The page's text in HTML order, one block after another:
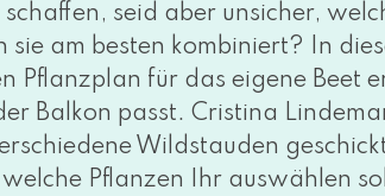
seid aber unsi­cher,
sie am bes­ten kom­bi­niert? In
Pflanzplan für das eige­ne Beet
Balkon passt. Cristina
Wildstauden
Pflanzen Ihr aus­wäh­len